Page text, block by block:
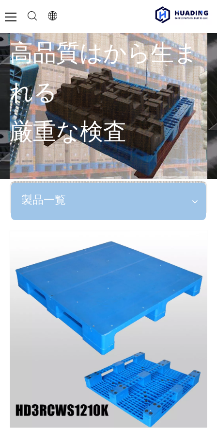
高品質はから生ま
れる
厳重な検査
製品一覧